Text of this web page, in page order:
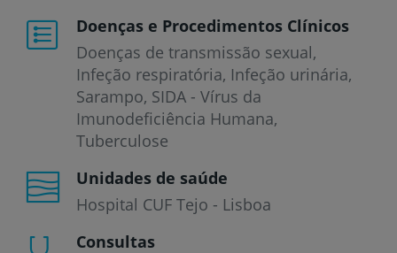
Doenças e Procedimentos Clínicos
Doenças de transmissão sexual
Infeção respiratória Infeção urinária
Sarampo SIDA - Vírus da
Imunodeficiência Humana
Tuberculose
Unidades de saúde
Hospital CUF Tejo - Lisboa
Consultas